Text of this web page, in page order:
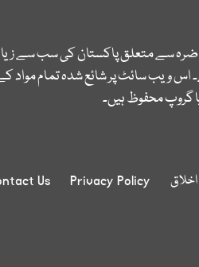
سے متعلق پاکستان کی سب سے
ویب سائٹ پر شائع شدہ تمام مواد
گروپ محفوظ ہیں۔
Privacy Policy
Us